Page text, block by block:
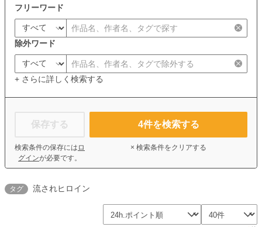
フリーワード
除外ワード
+ さらに詳しく検索する
保存する
検索条件の保存には ロ
グインが必要です。
4件を検索する
× 検索条件をクリアする
タグ 流されヒロイン